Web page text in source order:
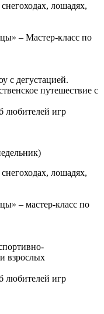
лошадях,
– Мастер-класс по
с дегустацией.
путешествие с
любителей игр
лошадях,
– мастер-класс по
взрослых
любителей игр